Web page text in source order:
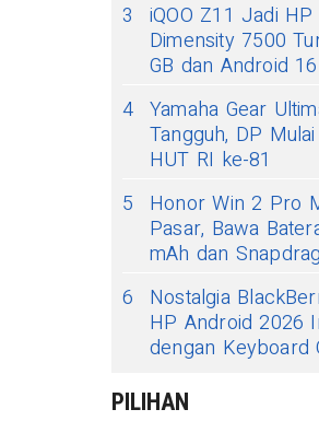
3
iQOO Z11 Jadi
Dimensity 7500
GB dan Android 16
4 Yamaha Gear
Tangguh, DP
HUT RI ke-81
5
Honor Win 2 Pro
Pasar, Bawa
mAh dan
6
Nostalgia
HP Android 2026
dengan Keyboard
PILIHAN